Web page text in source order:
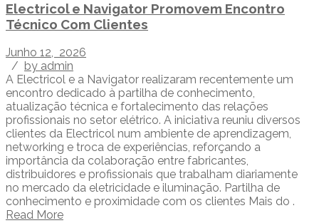
Electricol e Navigator Promovem Encontro
Técnico Com Clientes
Junho 12, 2026
/ by admin
A Electricol e a Navigator realizaram recentemente um
encontro dedicado à partilha de conhecimento,
atualização técnica e fortalecimento das relações
profissionais no setor elétrico. A iniciativa reuniu diversos
clientes da Electricol num ambiente de aprendizagem,
networking e troca de experiências, reforçando a
importância da colaboração entre fabricantes,
distribuidores e profissionais que trabalham diariamente
no mercado da eletricidade e iluminação. Partilha de
conhecimento e proximidade com os clientes Mais do .
Read More